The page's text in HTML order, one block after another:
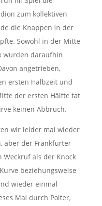
zum kollektiven
die Knappen in der
Sowohl in der Mitte
wurden daraufhin
angetrieben,
ersten Halbzeit und
der ersten Hälfte tat
keinen Abbruch.
wir leider mal wieder
aber der Frankfurter
als der Knock
beziehungsweise
wieder einmal
Mal durch Polter,